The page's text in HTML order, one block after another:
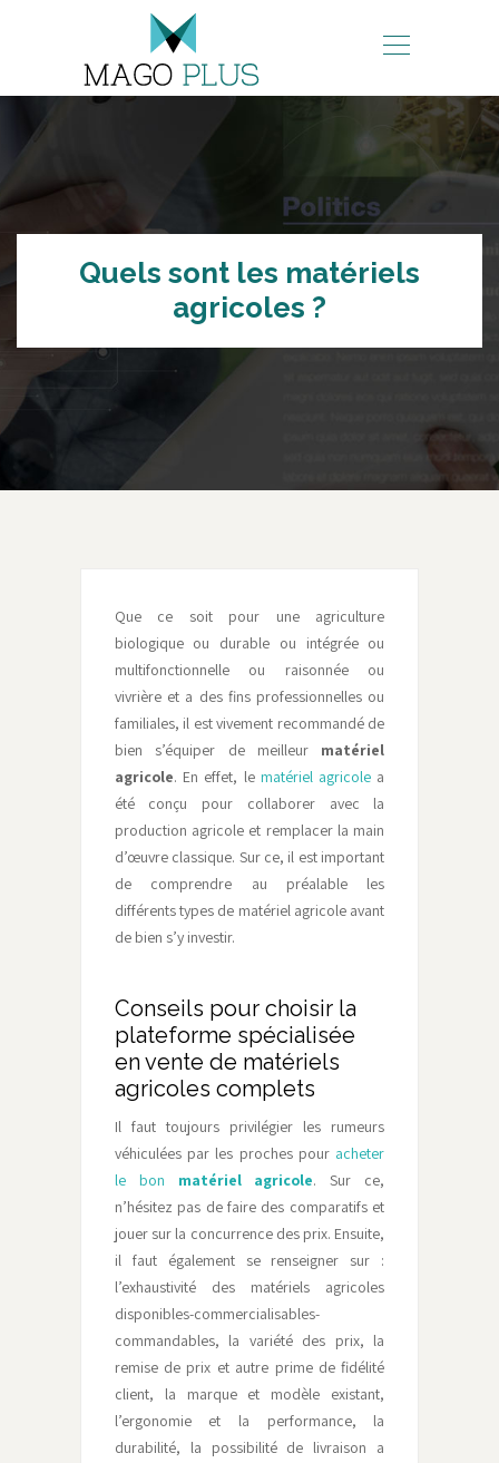
Quels sont les matériels
agricoles ?
Que ce soit pour une agriculture
biologique ou durable ou intégrée ou
multifonctionnelle ou raisonnée ou
vivrière et a des fins professionnelles ou
familiales, il est vivement recommandé de
bien s’équiper de meilleur matériel
agricole. En effet, le matériel agricole a
été conçu pour collaborer avec la
production agricole et remplacer la main
d’œuvre classique. Sur ce, il est important
de comprendre au préalable les
différents types de matériel agricole avant
de bien s’y investir.
Conseils pour choisir la
plateforme spécialisée
en vente de matériels
agricoles complets
Il faut toujours privilégier les rumeurs
véhiculées par les proches pour acheter
le bon matériel agricole. Sur ce,
n’hésitez pas de faire des comparatifs et
jouer sur la concurrence des prix. Ensuite,
il faut également se renseigner sur :
l’exhaustivité des matériels agricoles
disponibles-commercialisables-
commandables, la variété des prix, la
remise de prix et autre prime de fidélité
client, la marque et modèle existant,
l’ergonomie et la performance, la
durabilité, la possibilité de livraison a